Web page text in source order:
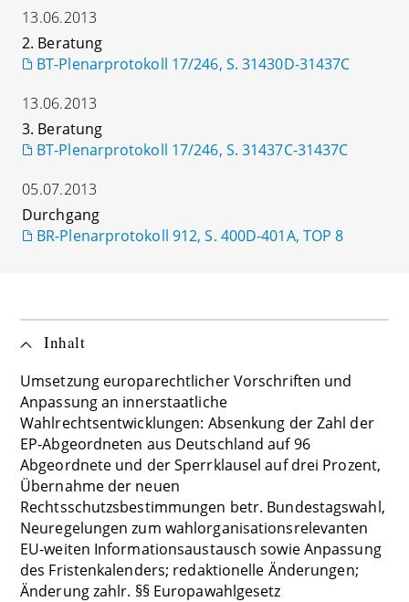
13.06.2013
2. Beratung
BT-Plenarprotokoll 17/246, S. 31430D-31437C
13.06.2013
3. Beratung
BT-Plenarprotokoll 17/246, S. 31437C-31437C
05.07.2013
Durchgang
BR-Plenarprotokoll 912, S. 400D-401A, TOP 8
Inhalt
Umsetzung europarechtlicher Vorschriften und
Anpassung an innerstaatliche
Wahlrechtsentwicklungen: Absenkung der Zahl der
EP-Abgeordneten aus Deutschland auf 96
Abgeordnete und der Sperrklausel auf drei Prozent,
Übernahme der neuen
Rechtsschutzsbestimmungen betr. Bundestagswahl,
Neuregelungen zum wahlorganisationsrelevanten
EU-weiten Informationsaustausch sowie Anpassung
des Fristenkalenders; redaktionelle Änderungen;
Änderung zahlr. §§ Europawahlgesetz